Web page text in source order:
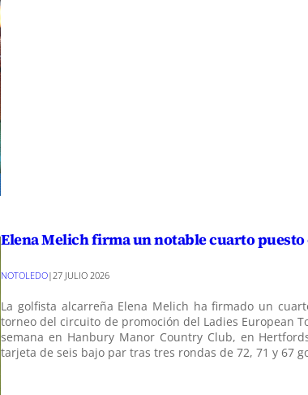
Elena Melich firma un notable cuarto puesto
NOTOLEDO| 27 JULIO 2026
La golfista alcarreña Elena Melich ha firmado un
torneo del circuito de promoción del Ladies European
semana en Hanbury Manor Country Club, en
tarjeta de seis bajo par tras tres rondas de 72, 71 y 67